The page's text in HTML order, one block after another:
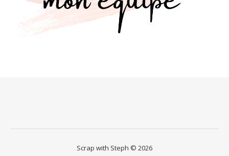
Scrap with Steph © 2026